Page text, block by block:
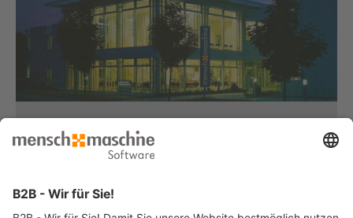
Haben Sie Fragen?
Dann rufen Sie uns an...